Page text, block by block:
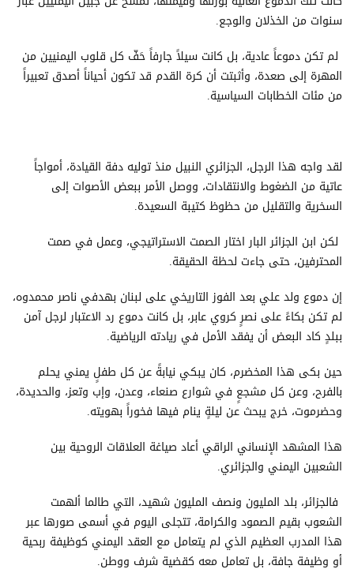
سنوات من الخذلان والوجع.
لم تكن دموعاً عادية، بل كانت سيلاً جارفاً حَفّ كل قلوب اليمنيين من
المهرة إلى صعدة، وأثبتت أن كرة القدم قد تكون أحياناً أصدق تعبيراً
من مئات الخطابات السياسية.
لقد واجه هذا الرجل، الجزائري النبيل منذ توليه دفة القيادة، أمواجاً
عاتية من الضغوط والانتقادات، ووصل الأمر ببعض الأصوات إلى
السخرية والتقليل من حظوظ كتيبة السعيدة.
لكن ابن الجزائر البار اختار الصمت الاستراتيجي، وعمل في صمت
المحترفين، حتى جاءت لحظة الحقيقة.
إن دموع ولد علي بعد الفوز التاريخي على لبنان بهدفي ناصر محمدوه،
لم تكن بكاءً على نصرٍ كروي عابر، بل كانت دموع رد الاعتبار لرجل آمن
ببلدٍ كاد البعض أن يفقد الأمل في ريادته الرياضية.
حين بكى هذا المخضرم، كان يبكي نيابةً عن كل طفلٍ يمني يحلم
بالفرح، وعن كل مشجعٍ في شوارع صنعاء، وعدن، وإب وتعز، والحديدة،
وحضرموت، خرج يبحث عن ليلةٍ ينام فيها فخوراً بهويته.
هذا المشهد الإنساني الراقي أعاد صياغة العلاقات الروحية بين
الشعبين اليمني والجزائري.
فالجزائر، بلد المليون ونصف المليون شهيد، التي طالما ألهمت
الشعوب بقيم الصمود والكرامة، تتجلى اليوم في أسمى صورها عبر
هذا المدرب العظيم الذي لم يتعامل مع العقد اليمني كوظيفة ربحية
أو وظيفة جافة، بل تعامل معه كقضية شرف ووطن.